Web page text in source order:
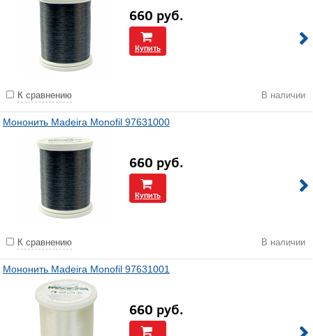
660 руб.
Купить
К сравнению В наличии
Мононить Madeira Monofil 97631000
660 руб.
Купить
К сравнению В наличии
Мононить Madeira Monofil 97631001
660 руб.